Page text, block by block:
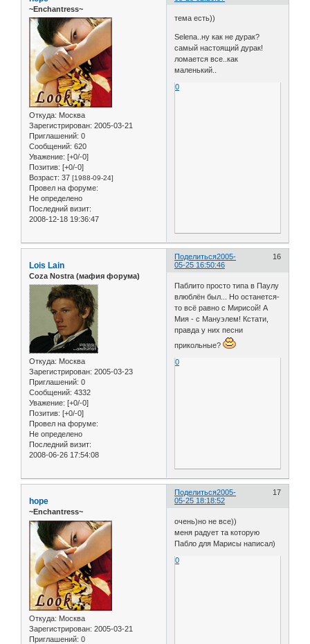
~Enchantress~
Откуда: Москва
Зарегистрирован: 2005-03-21
Приглашений: 0
Сообщений: 620
Уважение: [+0/-0]
Позитив: [+0/-0]
Возраст: 37 [1988-09-24]
Провел на форуме:
Не определено
Последний визит:
2008-12-18 19:36:47
тема есть))
Selena..ну как не дурак?
самый настоящий дурак!
ломается все..как
маленький..
0
Поделиться 16
2005-
05-25 16:50:46
Lois Lain
Coza Nostra (мафия форума)
Откуда: Москва
Зарегистрирован: 2005-03-23
Приглашений: 0
Сообщений: 4332
Уважение: [+0/-0]
Позитив: [+0/-0]
Провел на форуме:
Не определено
Последний визит:
2008-06-26 17:54:08
Паблито просто типа в Паулу
влюблён был... Но останется-
то всё равно с Мирисой! А
Мия - с Мануэлем! Кстати,
правда у них песни
прикольные?
0
Поделиться 17
2005-
05-25 18:18:52
hope
~Enchantress~
Откуда: Москва
Зарегистрирован: 2005-03-21
Приглашений: 0
очень)но не все))
меня радует та которую
Пабло для Марисы написал)
0